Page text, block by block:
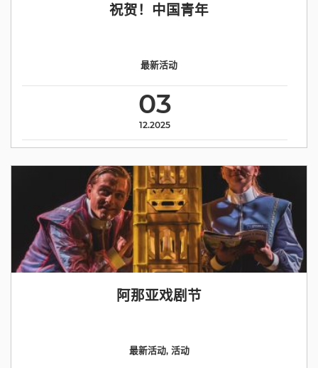
祝贺！中国青年
03
12.2025
最新活动
阿那亚戏剧节
最新活动, 活动